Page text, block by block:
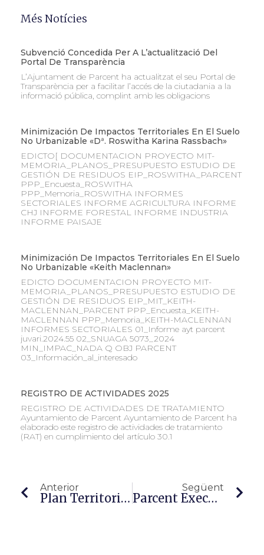
Més Notícies
Subvenció Concedida Per A L’actualització Del
Portal De Transparència
L’Ajuntament de Parcent ha actualitzat el seu Portal de
Transparència per a facilitar l’accés de la ciutadania a la
informació pública, complint amb les obligacions
Minimización De Impactos Territoriales En El Suelo
No Urbanizable «Dª. Roswitha Karina Rassbach»
EDICTO[ DOCUMENTACION PROYECTO MIT-
MEMORIA_PLANOS_PRESUPUESTO ESTUDIO DE
GESTIÓN DE RESIDUOS EIP_ROSWITHA_PARCENT
PPP_Encuesta_ROSWITHA
PPP_Memoria_ROSWITHA INFORMES
SECTORIALES INFORME AGRICULTURA INFORME
CHJ INFORME FORESTAL INFORME INDUSTRIA
INFORME PAISAJE
Minimización De Impactos Territoriales En El Suelo
No Urbanizable «Keith Maclennan»
EDICTO DOCUMENTACION PROYECTO MIT-
MEMORIA_PLANOS_PRESUPUESTO ESTUDIO DE
GESTIÓN DE RESIDUOS EIP_MIT_KEITH-
MACLENNAN_PARCENT PPP_Encuesta_KEITH-
MACLENNAN PPP_Memoria_KEITH-MACLENNAN
INFORMES SECTORIALES 01_Informe ayt parcent
juvari.2024.55 02_SNUAGA 5073_2024
MIN_IMPAC_NADA Q OBJ PARCENT
03_Información_al_interesado
REGISTRO DE ACTIVIDADES 2025
REGISTRO DE ACTIVIDADES DE TRATAMIENTO
Ayuntamiento de Parcent Ayuntamiento de Parcent ha
elaborado este registro de actividades de tratamiento
(RAT) en cumplimiento del artículo 30.1
Anterior
Plan Territorial Municipal Frente A Emergencias De PARCENT
Següent
Parcent Executarà Una Subvenció De Fins A 1,5 M De € Per A Fer La Rehabilitació Integral De L’escola Municipal